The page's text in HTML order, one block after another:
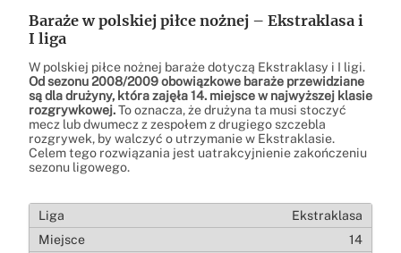
Baraże w polskiej piłce nożnej – Ekstraklasa i
I liga
W polskiej piłce nożnej baraże dotyczą Ekstraklasy i I ligi.
Od sezonu 2008/2009 obowiązkowe baraże przewidziane
są dla drużyny, która zajęła 14. miejsce w najwyższej klasie
rozgrywkowej.To oznacza, że drużyna ta musi stoczyć
mecz lub dwumecz z zespołem z drugiego szczebla
rozgrywek, by walczyć o utrzymanie w Ekstraklasie.
Celem tego rozwiązania jest uatrakcyjnienie zakończeniu
sezonu ligowego.
Ekstraklasa
14